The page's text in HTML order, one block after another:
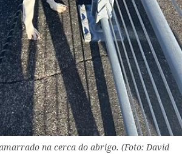
na cerca do abrigo. (Foto: David